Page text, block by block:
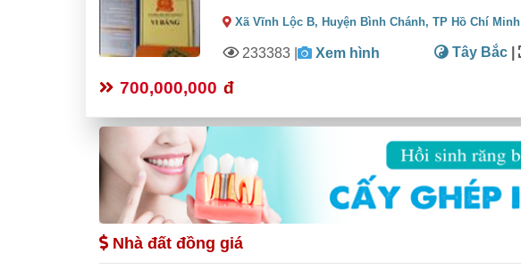
Xã Vĩnh Lộc B, Huyện Bình Chánh,TP Hồ Chí Minh
233383 | Xem hình Tây Bắc|
700,000,000 đ
Nhà đất đồng giá